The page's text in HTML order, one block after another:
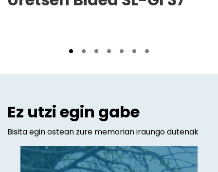
Ez utzi egin gabe
Bisita egin ostean zure memorian iraungo dutenak